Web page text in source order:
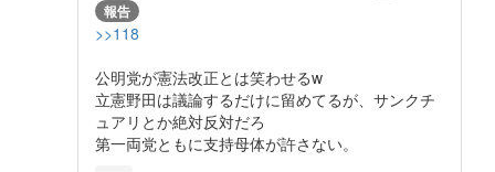
報告
>>118
公明党が憲法改正とは笑わせるw
立憲野田は議論するだけに留めてるが、サンクチ
ュアリとか絶対反対だろ
第一両党ともに支持母体が許さない。